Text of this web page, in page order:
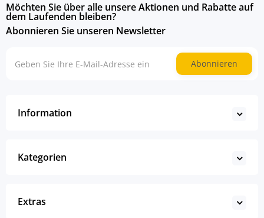
Möchten Sie über alle unsere Aktionen und Rabatte auf
dem Laufenden bleiben?
Abonnieren Sie unseren Newsletter
Abonnieren
Information
Kategorien
Extras